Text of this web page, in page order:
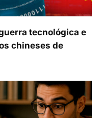
tecnológica e
chineses de